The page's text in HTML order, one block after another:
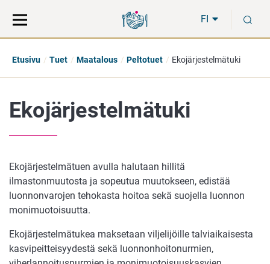
suoraan
sisältöön
koko
sivuston
FI
Etusivu Tuet Maatalous Peltotuet Ekojärjestelmätuki
Ekojärjestelmätuki
Ekojärjestelmätuen avulla halutaan hillitä
ilmastonmuutosta ja sopeutua muutokseen, edistää
luonnonvarojen tehokasta hoitoa sekä suojella luonnon
monimuotoisuutta.
Ekojärjestelmätukea maksetaan viljelijöille talviaikaisesta
kasvipeitteisyydestä sekä luonnonhoitonurmien,